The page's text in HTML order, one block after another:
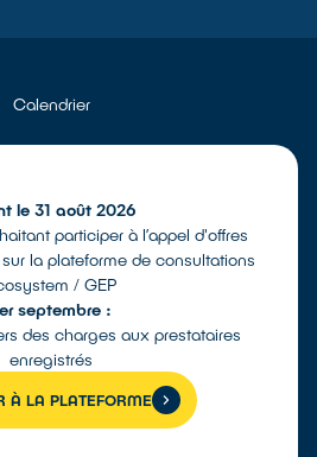
Calendrier
le 31 août 2026
participer à l’appel d'offres
la plateforme de consultations
/ GEP
septembre :
des charges aux prestataires
enregistrés
À LA PLATEFORME